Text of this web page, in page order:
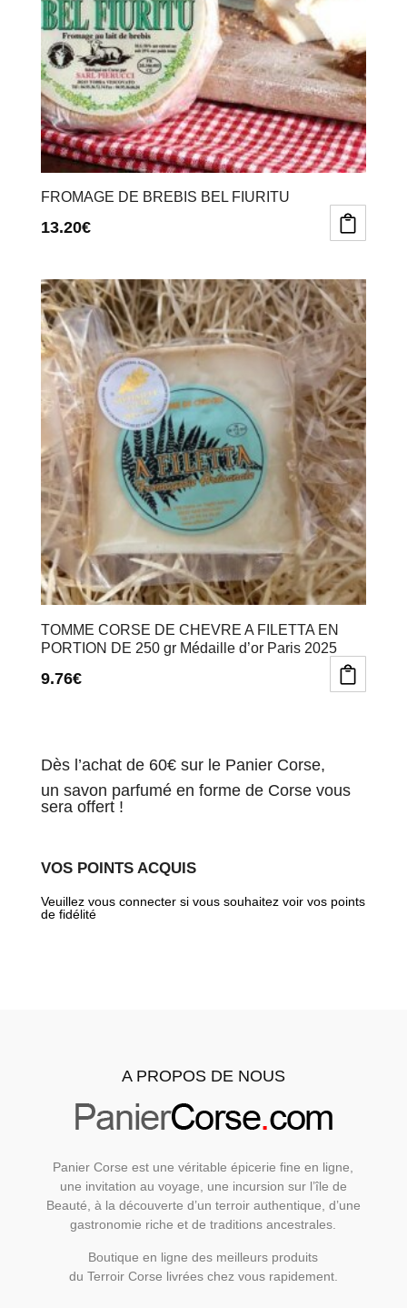
FROMAGE DE BREBIS BEL FIURITU
13.20€
TOMME CORSE DE CHEVRE A FILETTA EN
PORTION DE 250 gr Médaille d’or Paris 2025
9.76€
Dès l’achat de 60€ sur le Panier Corse,
un savon parfumé en forme de Corse vous
sera offert !
VOS POINTS ACQUIS
Veuillez vous connecter si vous souhaitez voir vos points
de fidélité
A PROPOS DE NOUS
Panier Corse est une véritable épicerie fine en ligne,
une invitation au voyage, une incursion sur l’île de
Beauté, à la découverte d’un terroir authentique, d’une
gastronomie riche et de traditions ancestrales.
Boutique en ligne des meilleurs produits
du Terroir Corse livrées chez vous rapidement.